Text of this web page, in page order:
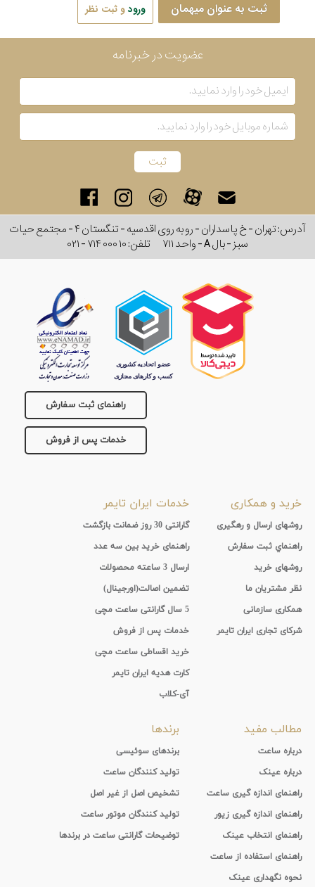
ثبت به عنوان میهمان ورودو ثبت نظر
عضویت در خبرنامه
آدرس: تهران - خ پاسداران - رو به روی اقدسیه - تنگستان ۴ - مجتمع حیات
سبز - بال A - واحد ۷۱۱
تلفن:۰۲۱ - ۷۱۴ ۰۰۰ ۱۰
راهنمای ثبت سفارش
خدمات پس از فروش
خرید و همکاری
روشهای ارسال و رهگیری
راهنماي ثبت سفارش
روشهای خرید
نظر مشتریان ما
همکاری سازمانی
شرکای تجاری ایران تایمر
خدمات ایران تایمر
گارانتی 30 روز ضمانت بازگشت
راهنمای خرید بین سه عدد
ارسال 3 ساعته محصولات
تضمین اصالت(اورجینال)
5 سال گارانتی ساعت مچی
خدمات پس از فروش
خرید اقساطی ساعت مچی
کارت هدیه ایران تایمر
آی-کلاب
مطالب مفید
درباره ساعت
درباره عینک
راهنمای اندازه گیری ساعت
راهنمای اندازه گیری زیور
راهنمای انتخاب عینک
راهنمای استفاده از ساعت
نحوه نگهداری عینک
برندها
برندهای سوئیسی
تولید کنندگان ساعت
تشخیص اصل از غیر اصل
تولید کنندگان موتور ساعت
توضیحات گارانتی ساعت در برندها